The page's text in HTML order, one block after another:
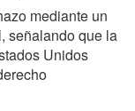
mediante un
señalando que la
Unidos